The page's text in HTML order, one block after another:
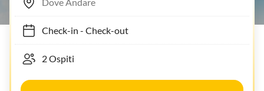
Check-in- Check-out